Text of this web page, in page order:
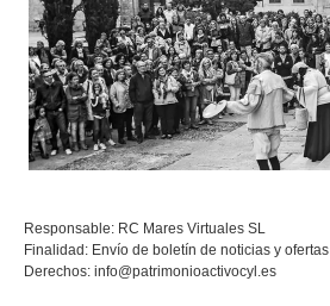
Responsable: RC Mares Virtuales SL
Finalidad: Envío de boletín de noticias y ofertas
Derechos: info@patrimonioactivocyl.es